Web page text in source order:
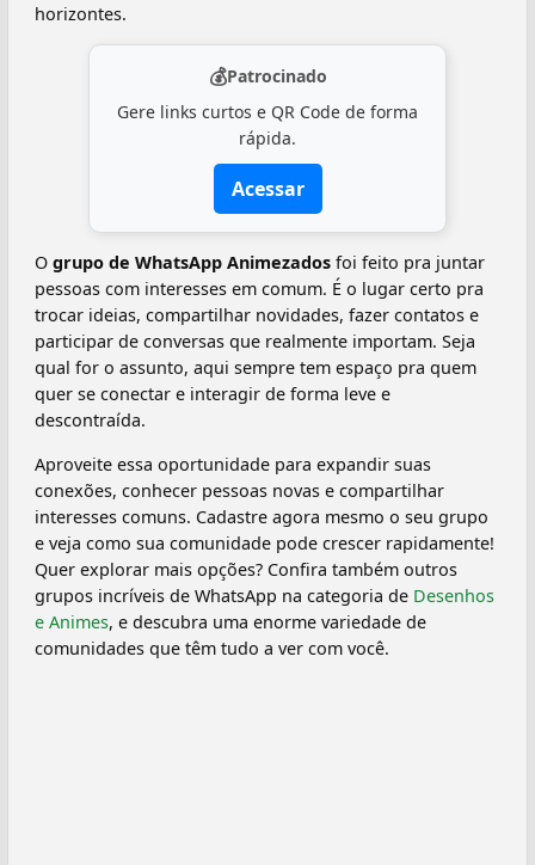
horizontes.
💰Patrocinado
Gere links curtos e QR Code de forma
rápida.
Acessar
O grupo de WhatsApp Animezados foi feito pra juntar
pessoas com interesses em comum. É o lugar certo pra
trocar ideias, compartilhar novidades, fazer contatos e
participar de conversas que realmente importam. Seja
qual for o assunto, aqui sempre tem espaço pra quem
quer se conectar e interagir de forma leve e
descontraída.
Aproveite essa oportunidade para expandir suas
conexões, conhecer pessoas novas e compartilhar
interesses comuns. Cadastre agora mesmo o seu grupo
e veja como sua comunidade pode crescer rapidamente!
Quer explorar mais opções? Confira também outros
grupos incríveis de WhatsApp na categoria de Desenhos
e Animes, e descubra uma enorme variedade de
comunidades que têm tudo a ver com você.